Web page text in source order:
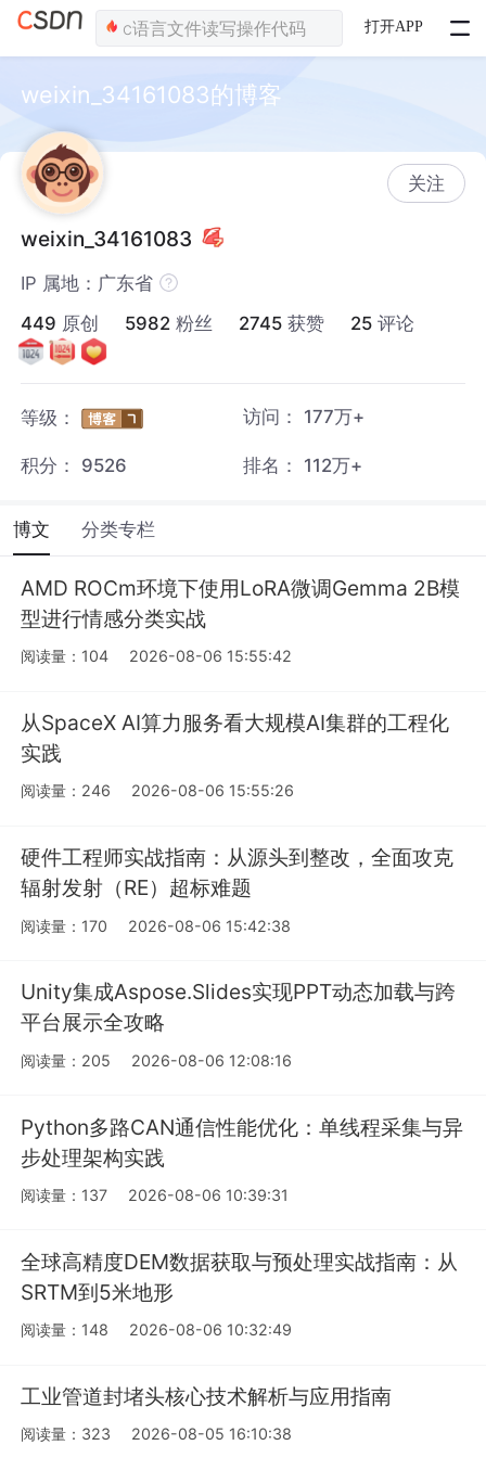
打开APP
weixin_34161083的博客
关注
weixin_34161083
IP 属地：广东省
449 原创 5982 粉丝 2745 获赞 25 评论
等级： 访问： 177万+
积分： 9526 排名： 112万+
博文 分类专栏
AMD ROCm环境下使用LoRA微调Gemma 2B模
型进行情感分类实战
阅读量：104 2026-08-06 15:55:42
从SpaceX AI算力服务看大规模AI集群的工程化
实践
阅读量：246 2026-08-06 15:55:26
硬件工程师实战指南：从源头到整改，全面攻克
辐射发射（RE）超标难题
阅读量：170 2026-08-06 15:42:38
Unity集成Aspose.Slides实现PPT动态加载与跨
平台展示全攻略
阅读量：205 2026-08-06 12:08:16
Python多路CAN通信性能优化：单线程采集与异
步处理架构实践
阅读量：137 2026-08-06 10:39:31
全球高精度DEM数据获取与预处理实战指南：从
SRTM到5米地形
阅读量：148 2026-08-06 10:32:49
工业管道封堵头核心技术解析与应用指南
阅读量：323 2026-08-05 16:10:38